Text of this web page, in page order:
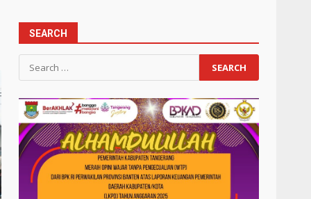
SEARCH
Search
for: